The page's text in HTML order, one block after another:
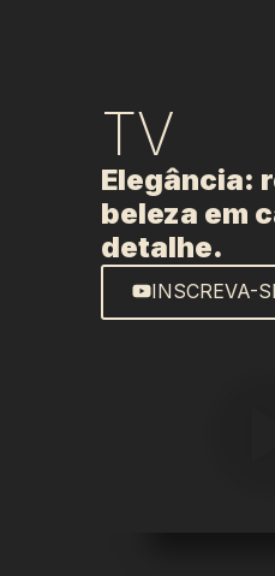
TV
Elegância:
beleza em
detalhe.
INSCREVA-